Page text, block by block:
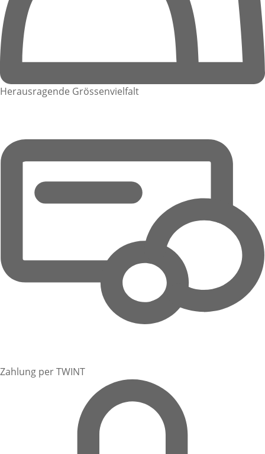
Herausragende Grössenvielfalt
Zahlung per TWINT